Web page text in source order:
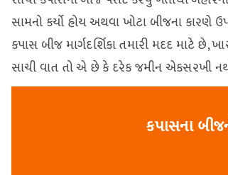
સામનો કર્યો હોય અથવા ખોટા બીજના
કપાસ બીજ માર્ગદર્શિકા તમારી મદદ માટે છે,
સાચી વાત તો એ છે કે દરેક જમીન એકસરખી
કપાસના